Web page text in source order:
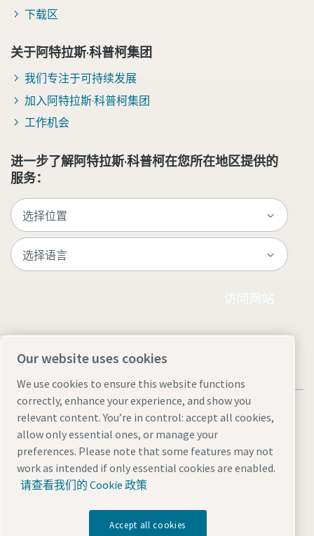
下载区
关于阿特拉斯·科普柯集团
我们专注于可持续发展
加入阿特拉斯·科普柯集团
工作机会
进一步了解阿特拉斯·科普柯在您所在地区提供的
服务：
法律和隐私声明 Manage cookies 网站地图
沪ICP备15004877号-1沪公网安备 31010602005937号
© 2026 阿特拉斯·科普柯（中国）投资有限公司
Our website uses cookies
We use cookies to ensure this website functions
correctly, enhance your experience, and show you
relevant content. You’re in control: accept all cookies,
allow only essential ones, or manage your
preferences. Please note that some features may not
work as intended if only essential cookies are enabled.
请查看我们的 Cookie 政策
Accept all cookies